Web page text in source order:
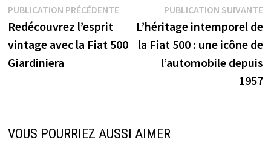
Navigation
de
l’article
PUBLICATION PRÉCÉDENTEPublication
précédente :
Redécouvrez l’esprit
vintage avec la Fiat 500
Giardiniera
PUBLICATION SUIVANTE
L’héritage intemporel de
la Fiat 500 : une icône de
l’automobile depuis
1957
VOUS POURRIEZ AUSSI AIMER